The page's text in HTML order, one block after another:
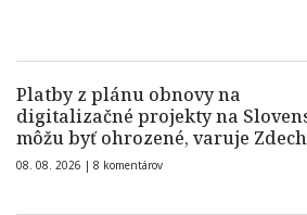
Platby z plánu obnovy na
digitalizačné projekty na
môžu byť ohrozené, varuje
08. 08. 2026 | 8 komentárov